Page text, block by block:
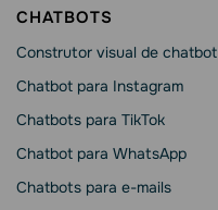
CHATBOTS
Construtor visual de chatbot
Chatbot para Instagram
Chatbots para TikTok
Chatbot para WhatsApp
Chatbots para e-mails